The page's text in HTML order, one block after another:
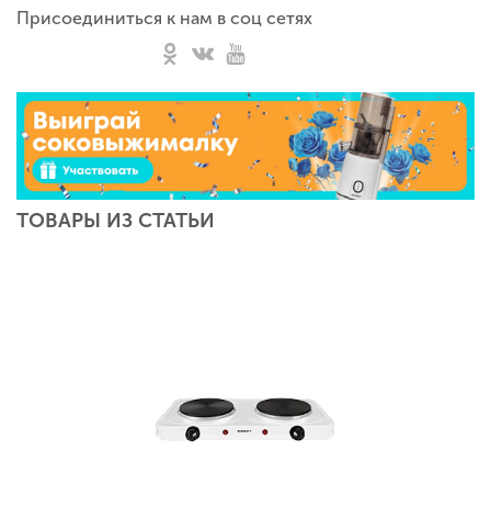
Присоединиться к нам в соц сетях
ТОВАРЫ ИЗ СТАТЬИ